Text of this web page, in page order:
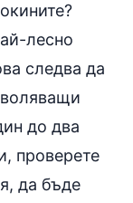
лесно
следва да
до два
проверете
да бъде